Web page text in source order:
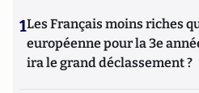
1Les Français moins riches
européenne pour la 3e
ira le grand déclassement ?